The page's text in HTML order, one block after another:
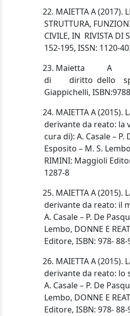
22. MAIETTA A (2017).
STRUTTURA,
CIVILE, IN RIVISTA DI
152-195, ISSN: 1120-
23. Maietta
A
di
diritto dello
Giappichelli, ISBN:
24. MAIETTA A (2015).
derivante da reato: la
cura di): A. Casale – P.
Esposito – M. S.
RIMINI: Maggioli
1287-8
25. MAIETTA A
derivante da reato: il
A. Casale – P. De
Lembo, DONNE E
Editore, ISBN: 978-
26. MAIETTA A
derivante da reato: lo
A. Casale – P. De
Lembo, DONNE E
Editore, ISBN: 978-